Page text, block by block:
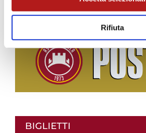
Rifiuta
BIGLIETTI